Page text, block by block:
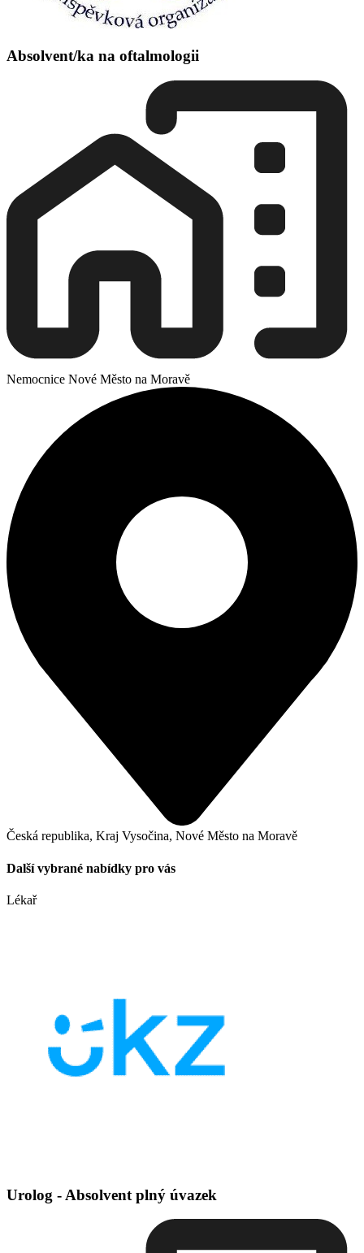
Absolvent/ka na oftalmologii
Nemocnice Nové Město na Moravě
Česká republika, Kraj Vysočina, Nové Město na Moravě
Další vybrané nabídky pro vás
Lékař
Urolog - Absolvent plný úvazek